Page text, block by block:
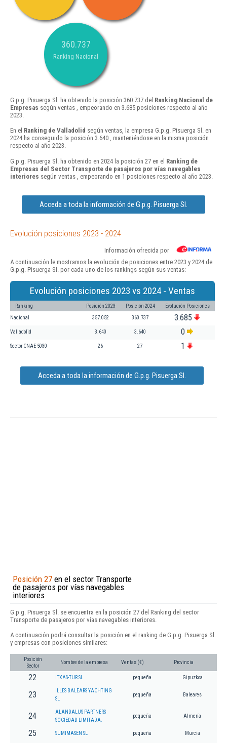
360.737
Ranking Nacional
G.p.g. Pisuerga Sl. ha obtenido la posición 360.737 del Ranking Nacional de
Empresas según ventas , empeorando en 3.685 posiciones respecto al año
2023.
En el Ranking de Valladolid según ventas, la empresa G.p.g. Pisuerga Sl. en
2024 ha conseguido la posición 3.640 , manteniéndose en la misma posición
respecto al año 2023.
G.p.g. Pisuerga Sl. ha obtenido en 2024 la posición 27 en el Ranking de
Empresas del Sector Transporte de pasajeros por vías navegables
interiores según ventas , empeorando en 1 posiciones respecto al año 2023.
Acceda a toda la información de G.p.g. Pisuerga Sl.
Evolución posiciones 2023 - 2024
Información ofrecida por
A continuación le mostramos la evolución de posiciones entre 2023 y 2024 de
G.p.g. Pisuerga Sl. por cada uno de los rankings según sus ventas:
Evolución posiciones 2023 vs 2024 - Ventas
Ranking Posición 2023 Posición 2024 Evolución Posiciones
Nacional 357.052 360.737 3.685
Valladolid 3.640 3.640 0
Sector CNAE 5030 26 27 1
Acceda a toda la información de G.p.g. Pisuerga Sl.
Posición 27 en el sector Transporte
de pasajeros por vías navegables
interiores
G.p.g. Pisuerga Sl. se encuentra en la posición 27 del Ranking del sector
Transporte de pasajeros por vías navegables interiores.
A continuación podrá consultar la posición en el ranking de G.p.g. Pisuerga Sl.
y empresas con posiciones similares:
Posición
Sector
Nombre de la empresa Ventas (€) Provincia
22 ITXAS-TUR SL pequeña Gipuzkoa
23
ILLES BALEARS YACHTING
SL
pequeña Baleares
24
ALANDALUS PARTNERS
SOCIEDAD LIMITADA.
pequeña Almería
25 SUMIMASEN SL pequeña Murcia